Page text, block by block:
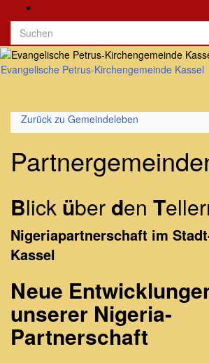
Search
for:
Evangelische Petrus-Kirchengemeinde Kassel
Zurück zu Gemeindeleben
Blick über den T
Nigeriapartnerschaft im
Kassel
Neue
unserer Nigeria-
Partnerschaft